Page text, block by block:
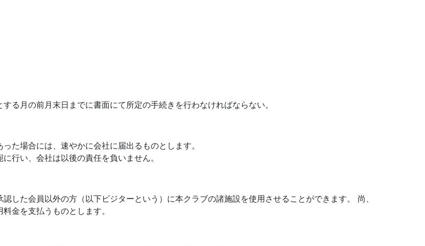
る月の前月末日までに書面にて所定の手続きを行わなければならない。
た場合には、速やかに会社に届出るものとします。
行い、会社は以後の責任を負いません。
した会員以外の方（以下ビジターという）に本クラブの諸施設を使用させることができます。 尚、
金を支払うものとします。